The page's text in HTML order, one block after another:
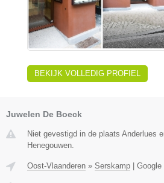
BEKIJK VOLLEDIG PROFIEL
Juwelen De Boeck
Niet gevestigd in de plaats Anderlues
Henegouwen.
Oost-Vlaanderen » Serskamp Google